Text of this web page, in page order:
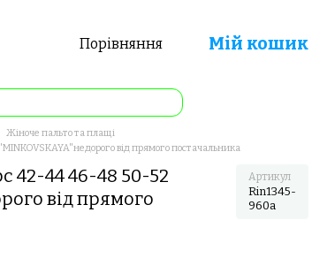
Порівняння Мій кошик
Жіноче пальто та плащі
від прямого постачальника
42-44 46-48 50-52
від прямого
Артикул
Rin1345-
960a